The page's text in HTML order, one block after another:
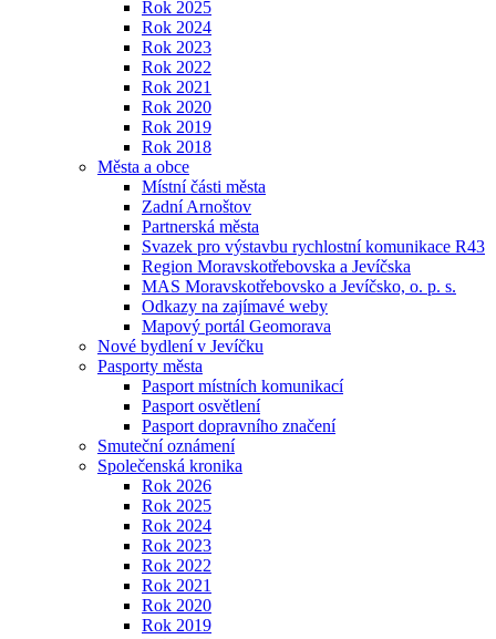
Rok 2025
Rok 2024
Rok 2023
Rok 2022
Rok 2021
Rok 2020
Rok 2019
Rok 2018
Města a obce
Místní části města
Zadní Arnoštov
Partnerská města
Svazek pro výstavbu rychlostní komunikace R43
Region Moravskotřebovska a Jevíčska
MAS Moravskotřebovsko a Jevíčsko, o. p. s.
Odkazy na zajímavé weby
Mapový portál Geomorava
Nové bydlení v Jevíčku
Pasporty města
Pasport místních komunikací
Pasport osvětlení
Pasport dopravního značení
Smuteční oznámení
Společenská kronika
Rok 2026
Rok 2025
Rok 2024
Rok 2023
Rok 2022
Rok 2021
Rok 2020
Rok 2019